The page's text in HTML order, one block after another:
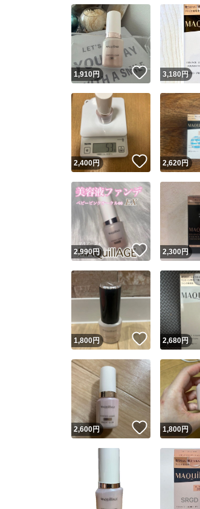
1,910円 いいね！
3,180 円
2,400円 いいね！
2,620円
2,990円 いいね！
2,300円
1,800円 いいね！
2,680円
2,600円 いいね！
1,800円